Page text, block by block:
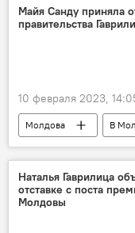
Майя Санду приняла
правительства
10 февраля 2023,
Молдова В
Наталья Гаврилица
Наталья Гаврилица
отставке с поста
Молдовы